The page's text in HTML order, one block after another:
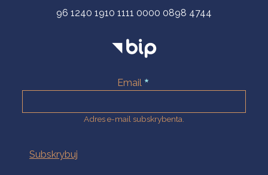
96 1240 1910 1111 0000 0898 4744
Email
Adres e-mail subskrybenta.